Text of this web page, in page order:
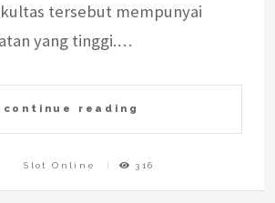
tersebut mempunyai
yang tinggi.…
continue reading
Slot Online 316